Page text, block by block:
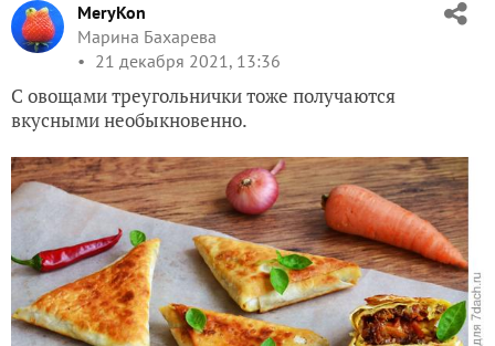
MeryKon
Марина Бахарева
21 декабря 2021, 13:36
С овощами треугольнички тоже получаются
вкусными необыкновенно.